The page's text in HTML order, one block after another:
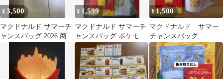
¥3,500
マクドナルド サマーチ
ャンスバッグ 2026 商品
¥ 1,599
マクドナルド サマーチ
ャンスバッグ ポケモン
ゼニガメ 2026 グッズの
み
¥ 1,500
マクドナルド サマー
チャンスバッグ
2026 ポケモンコラ
ボ グッズ3点